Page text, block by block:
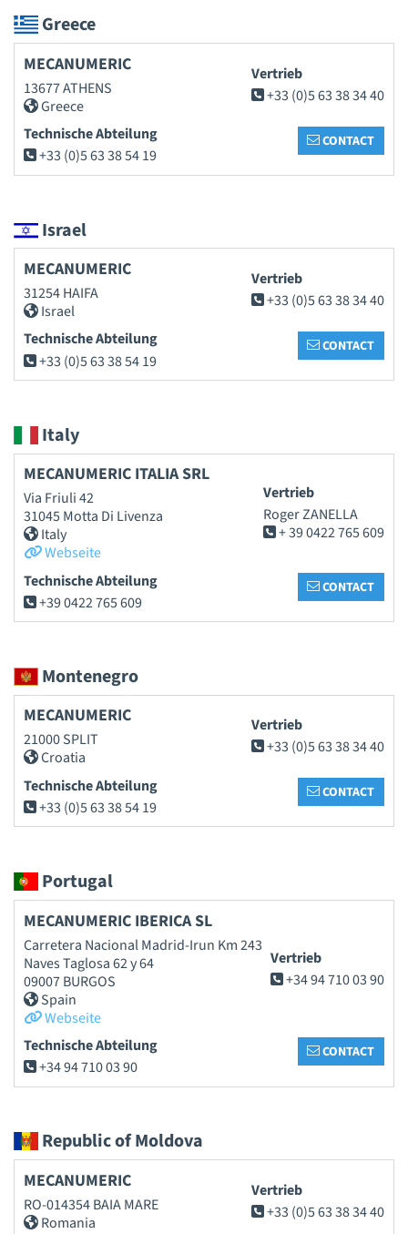
Greece
MECANUMERIC
13677 ATHENS
Greece
Vertrieb
+33 (0)5 63 38 34 40
Technische Abteilung
+33 (0)5 63 38 54 19
CONTACT
Israel
MECANUMERIC
31254 HAIFA
Israel
Vertrieb
+33 (0)5 63 38 34 40
Technische Abteilung
+33 (0)5 63 38 54 19
CONTACT
Italy
MECANUMERIC ITALIA SRL
Via Friuli 42
31045 Motta Di Livenza
Italy
Webseite
Vertrieb
Roger ZANELLA
+ 39 0422 765 609
Technische Abteilung
+39 0422 765 609
CONTACT
Montenegro
MECANUMERIC
21000 SPLIT
Croatia
Vertrieb
+33 (0)5 63 38 34 40
Technische Abteilung
+33 (0)5 63 38 54 19
CONTACT
Portugal
MECANUMERIC IBERICA SL
Carretera Nacional Madrid-Irun Km 243
Naves Taglosa 62 y 64
09007 BURGOS
Spain
Webseite
Vertrieb
+34 94 710 03 90
Technische Abteilung
+34 94 710 03 90
CONTACT
Republic of Moldova
MECANUMERIC
RO-014354 BAIA MARE
Romania
Vertrieb
+33 (0)5 63 38 34 40